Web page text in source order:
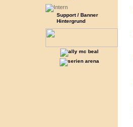
Support / Banner
Hintergrund